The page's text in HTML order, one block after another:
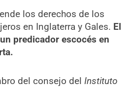
los derechos de los
en Inglaterra y Gales. El
predicador escocés en
del consejo delInstituto